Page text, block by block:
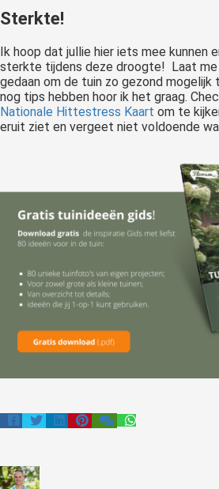
Sterkte!
Ik hoop dat jullie hier iets mee kunnen
sterkte tijdens deze droogte! Laat
gedaan om de tuin zo gezond mogelijk
nog tips hebben hoor ik het graag.
Nationale Hittestress Kaart om te
eruit ziet en vergeet niet voldoende